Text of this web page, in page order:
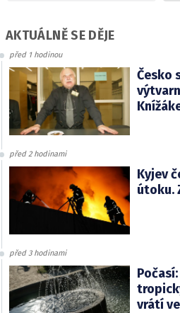
AKTUÁLNĚ SE DĚJE
před 1 hodinou
Česko
před 2 hodinami
Kyjev
útoku.
před 3 hodinami
vrátí